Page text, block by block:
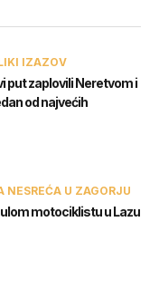
IZAZOV
put zaplovili Neretvom i
od najvećih
NESREĆA U ZAGORJU
motociklistu u Lazu